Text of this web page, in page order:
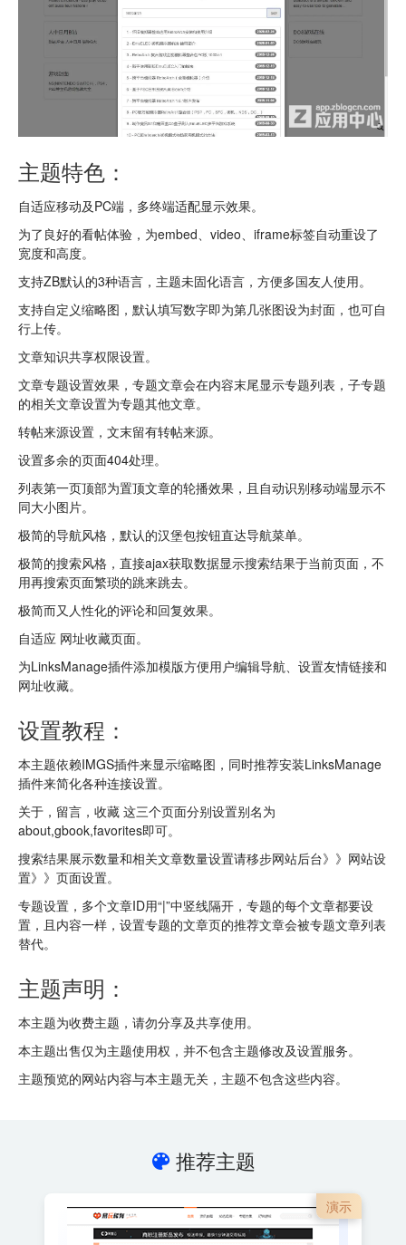
主题特色：
自适应移动及PC端，多终端适配显示效果。
为了良好的看帖体验，为embed、video、iframe标签自动重设了
宽度和高度。
支持ZB默认的3种语言，主题未固化语言，方便多国友人使用。
支持自定义缩略图，默认填写数字即为第几张图设为封面，也可自
行上传。
文章知识共享权限设置。
文章专题设置效果，专题文章会在内容末尾显示专题列表，子专题
的相关文章设置为专题其他文章。
转帖来源设置，文末留有转帖来源。
设置多余的页面404处理。
列表第一页顶部为置顶文章的轮播效果，且自动识别移动端显示不
同大小图片。
极简的导航风格，默认的汉堡包按钮直达导航菜单。
极简的搜索风格，直接ajax获取数据显示搜索结果于当前页面，不
用再搜索页面繁琐的跳来跳去。
极简而又人性化的评论和回复效果。
自适应 网址收藏页面。
为LinksManage插件添加模版方便用户编辑导航、设置友情链接和
网址收藏。
设置教程：
本主题依赖IMGS插件来显示缩略图，同时推荐安装LinksManage
插件来简化各种连接设置。
关于，留言，收藏 这三个页面分别设置别名为
about,gbook,favorites即可。
搜索结果展示数量和相关文章数量设置请移步网站后台》》网站设
置》》页面设置。
专题设置，多个文章ID用“|”中竖线隔开，专题的每个文章都要设
置，且内容一样，设置专题的文章页的推荐文章会被专题文章列表
替代。
主题声明：
本主题为收费主题，请勿分享及共享使用。
本主题出售仅为主题使用权，并不包含主题修改及设置服务。
主题预览的网站内容与本主题无关，主题不包含这些内容。
推荐主题
演示